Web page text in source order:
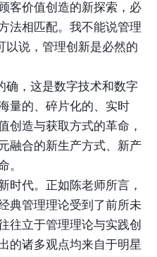
客价值创造的新探索，必
法相匹配。我不能说管理
以说，管理创新是必然的
确，这是数字技术和数字
量的、碎片化的、实时
创造与获取方式的革命，
融合的新生产方式、新产
。
时代。正如陈老师所言，
典管理理论受到了前所未
往立于管理理论与实践创
的诸多观点均来自于明星